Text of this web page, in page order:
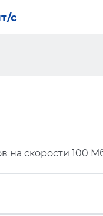
с
на скорости 100